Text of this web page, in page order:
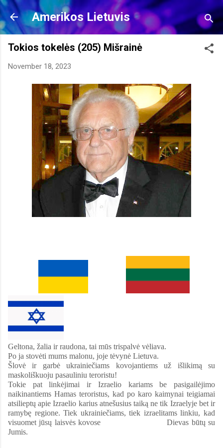
Skip to main content
Amerikos Lietuvis
Tokios tokelės (205) Mišrainė
November 18, 2023
Geltona, žalia ir raudona, tai mūs trispalvė vėliava.
Po ja stovėti mums malonu, joje tėvynė Lietuva.
Šlovė ir garbė ukrainiečiams kovojantiems už išlikimą su
maskoliškuoju pasauliniu teroristu!
Tokie pat linkėjimai ir Izraelio kariams be pasigailėjimo
naikinantiems Hamas teroristus, kad po karo kaimynai teigiamai
atsilieptų apie Izraelio karius atnešusius taiką ne tik Izraelyje bet ir
ramybę regione. Tiek ukrainiečiams, tiek izraelitams linkiu, kad
visuomet jūsų laisvės kovose Dievas būtų su
Jumis.